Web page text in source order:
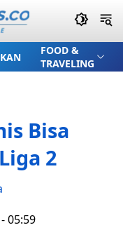
FOOD &
TRAVELING
Bisa
2
05:59